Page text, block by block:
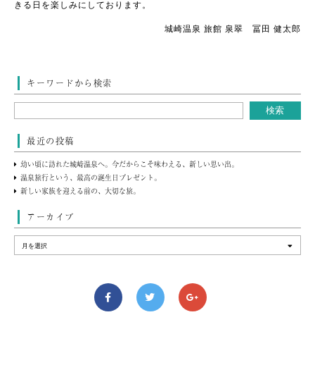
きる日を楽しみにしております。
城崎温泉 旅館 泉翠 冨田 健太郎
キーワードから検索
最近の投稿
幼い頃に訪れた城崎温泉へ。今だからこそ味わえる、新しい思い出。
温泉旅行という、最高の誕生日プレゼント。
新しい家族を迎える前の、大切な旅。
アーカイブ